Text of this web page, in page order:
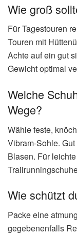
Wie groß
Für Tagestouren
Touren mit
Achte auf ein gut
Gewicht optimal
Welche
Wege?
Wähle feste,
Vibram-Sohle.
Blasen. Für
Wie schützt
Packe eine
gegebenenfalls